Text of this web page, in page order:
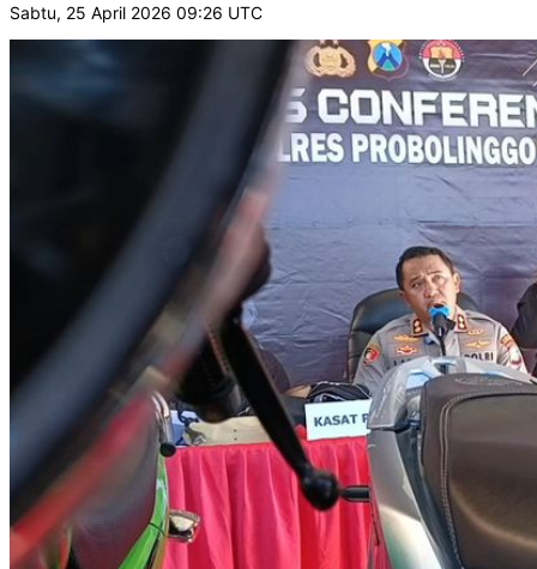
Sabtu, 25 April 2026 09:26 UTC